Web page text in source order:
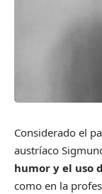
Considerado el
austríaco
humor y el uso
como en la